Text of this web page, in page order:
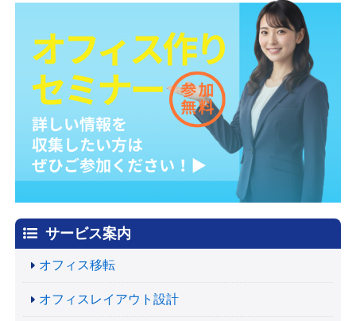
サービス案内
オフィス移転
オフィスレイアウト設計